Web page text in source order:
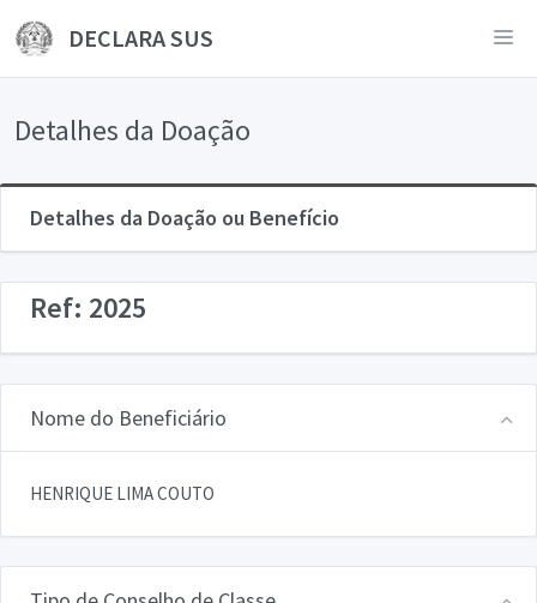
DECLARA SUS
Detalhes da Doação
Detalhes da Doação ou Benefício
Ref: 2025
Nome do Beneficiário
HENRIQUE LIMA COUTO